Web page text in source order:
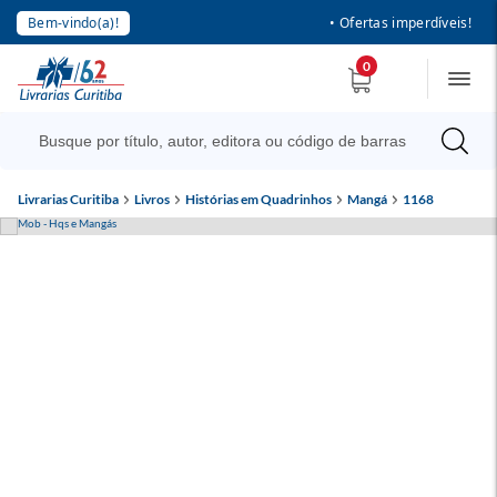
Bem-vindo(a)! • Ofertas imperdíveis!
0
Livrarias Curitiba Livros Histórias em Quadrinhos Mangá 1168